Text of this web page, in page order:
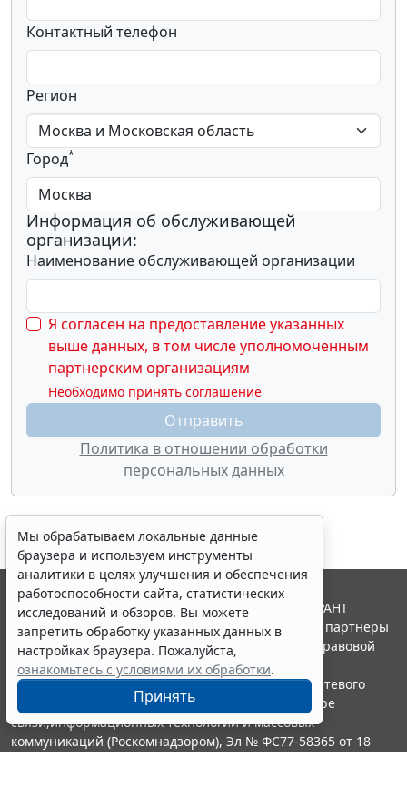
Контактный телефон
Регион
Город*
Информация об обслуживающей
организации:
Наименование обслуживающей организации
Я согласен на предоставление указанных
выше данных, в том числе уполномоченным
партнерским организациям
Необходимо принять соглашение
Политика в отношении обработки
персональных данных
Мы обрабатываем локальные данные
браузера и используем инструменты
аналитики в целях улучшения и обеспечения
работоспособности сайта, статистических
исследований и обзоров. Вы можете
запретить обработку указанных данных в
настройках браузера. Пожалуйста,
ознакомьтесь с условиями их обработки.
Принять
© ООО "НПП "ГАРАНТ-СЕРВИС", 2026. Система ГАРАНТ
выпускается с 1990 года. Компания "Гарант" и ее партнеры
являются участниками Российской ассоциации правовой
информации ГАРАНТ.
Портал ГАРАНТ.РУ зарегистрирован в качестве сетевого
издания Федеральной службой по надзору в сфере
связи,информационных технологий и массовых
коммуникаций (Роскомнадзором), Эл № ФС77-58365 от 18